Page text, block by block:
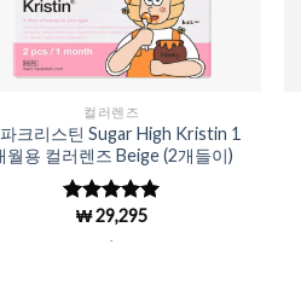
Wishlist
컬러렌즈
크리스틴 Sugar High Kristin 1
월용 컬러렌즈 Beige (2개들이)
5 중에서
로 평
₩29,295